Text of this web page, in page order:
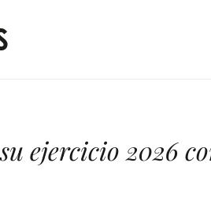
ejercicio 2026